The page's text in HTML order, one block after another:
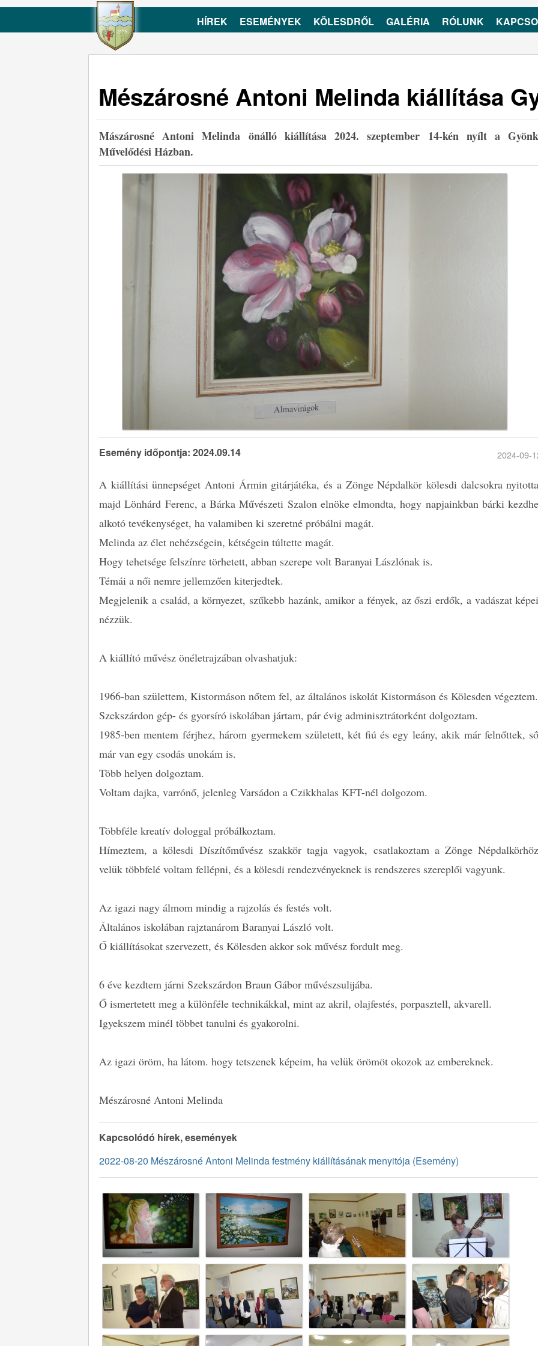
HÍREK ESEMÉNYEK KÖLESDRŐL GALÉRIA RÓLUNK
Mészárosné Antoni Melinda kiállítása
Mászárosné Antoni Melinda önálló kiállítása 2024. szeptember 14-kén nyílt a
Művelődési Házban.
Esemény időpontja: 2024.09.14 2024-09-
A kiállítási ünnepséget Antoni Ármin gitárjátéka, és a Zönge Népdalkör kölesdi dalcsokra
majd Lönhárd Ferenc, a Bárka Művészeti Szalon elnöke elmondta, hogy napjainkban bárki
alkotó tevékenységet, ha valamiben ki szeretné próbálni magát.
Melinda az élet nehézségein, kétségein túltette magát.
Hogy tehetsége felszínre törhetett, abban szerepe volt Baranyai Lászlónak is.
Témái a női nemre jellemzően kiterjedtek.
Megjelenik a család, a környezet, szűkebb hazánk, amikor a fények, az őszi erdők, a vadászat
nézzük.
A kiállító művész önéletrajzában olvashatjuk:
1966-ban születtem, Kistormáson nőtem fel, az általános iskolát Kistormáson és Kölesden végeztem.
Szekszárdon gép- és gyorsíró iskolában jártam, pár évig adminisztrátorként dolgoztam.
1985-ben mentem férjhez, három gyermekem született, két fiú és egy leány, akik már felnőttek,
már van egy csodás unokám is.
Több helyen dolgoztam.
Voltam dajka, varrónő, jelenleg Varsádon a Czikkhalas KFT-nél dolgozom.
Többféle kreatív dologgal próbálkoztam.
Hímeztem, a kölesdi Díszítőművész szakkör tagja vagyok, csatlakoztam a Zönge
velük többfelé voltam fellépni, és a kölesdi rendezvényeknek is rendszeres szereplői vagyunk.
Az igazi nagy álmom mindig a rajzolás és festés volt.
Általános iskolában rajztanárom Baranyai László volt.
Ő kiállításokat szervezett, és Kölesden akkor sok művész fordult meg.
6 éve kezdtem járni Szekszárdon Braun Gábor művészsulijába.
Ő ismertetett meg a különféle technikákkal, mint az akril, olajfestés, porpasztell, akvarell.
Igyekszem minél többet tanulni és gyakorolni.
Az igazi öröm, ha látom. hogy tetszenek képeim, ha velük örömöt okozok az embereknek.
Mészárosné Antoni Melinda
Kapcsolódó hírek, események
2022-08-20 Mészárosné Antoni Melinda festmény kiállításának menyitója (Esemény)